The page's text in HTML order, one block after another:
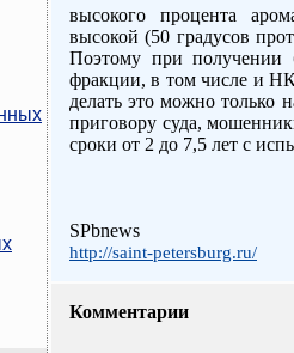
высокого процента
высокой (50 градусов
Поэтому при получении
фракции, в том числе и
делать это можно только
приговору суда,
сроки от 2 до 7,5 лет с
SPbnews
http://saint-petersburg.ru/
Комментарии